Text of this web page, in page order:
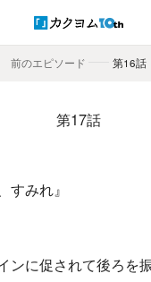
前のエピソード
―― 第16話
第17話
すみれ』
ンに促されて後ろを